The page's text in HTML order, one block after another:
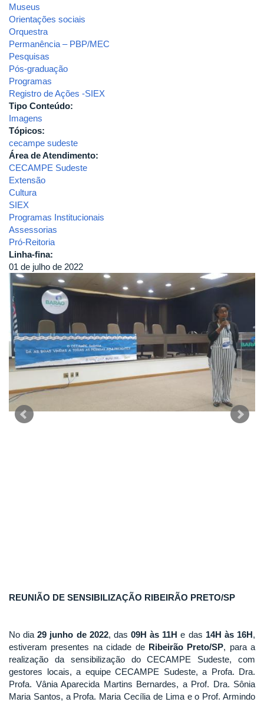
Museus
Orientações sociais
Orquestra
Permanência – PBP/MEC
Pesquisas
Pós-graduação
Programas
Registro de Ações -SIEX
Tipo Conteúdo:
Imagens
Tópicos:
cecampe sudeste
Área de Atendimento:
CECAMPE Sudeste
Extensão
Cultura
SIEX
Programas Institucionais
Assessorias
Pró-Reitoria
Linha-fina:
01 de julho de 2022
REUNIÃO DE SENSIBILIZAÇÃO RIBEIRÃO PRETO/SP
No dia29 junho de 2022, das09H às 11H e das 14H às 16H,
estiveram presentes na cidade de Ribeirão Preto/SP, para a
realização da sensibilização do CECAMPE Sudeste, com
gestores locais, a equipe CECAMPE Sudeste, a Profa. Dra.
Profa. Vânia Aparecida Martins Bernardes, a Prof. Dra. Sônia
Maria Santos, a Profa. Maria Cecília de Lima e o Prof. Armindo